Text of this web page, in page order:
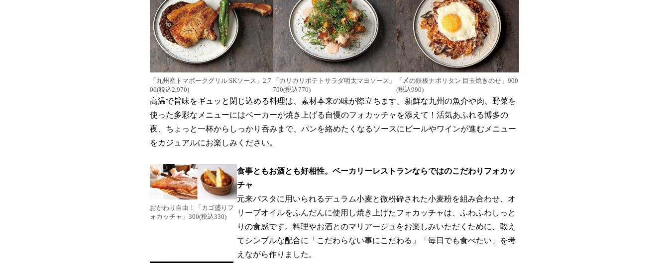
「九州産トマポークグリル SKソース」2,7
00(税込2,970)
「カリカリポテトサラダ明太マヨソース」
700(税込770)
「〆の鉄板ナポリタン 目玉焼きのせ」900
(税込990)
高温で旨味をギュッと閉じ込める料理は、素材本来の味が際立ちます。新鮮な九州の魚介や肉、野菜を
使った多彩なメニューにはベーカーが焼き上げる自慢のフォカッチャを添えて！活気あふれる博多の
夜、ちょっと一杯からしっかり呑みまで、パンを絡めたくなるソースにビールやワインが進むメニュー
をカジュアルにお楽しみください。
おかわり自由！「カゴ盛りフ
ォカッチャ」300(税込330)
食事ともお酒とも好相性。ベーカリーレストランならではのこだわりフォカッ
チャ
元来パスタに用いられるデュラム小麦と微粉砕された小麦粉を組み合わせ、オ
リーブオイルをふんだんに使用し焼き上げたフォカッチャは、ふわふわしっと
りの食感です。料理やお酒とのマリアージュをお楽しみいただくために、敢え
てシンプルな配合に「こだわらない事にこだわる」「毎日でも食べたい」を考
えながら作りました。